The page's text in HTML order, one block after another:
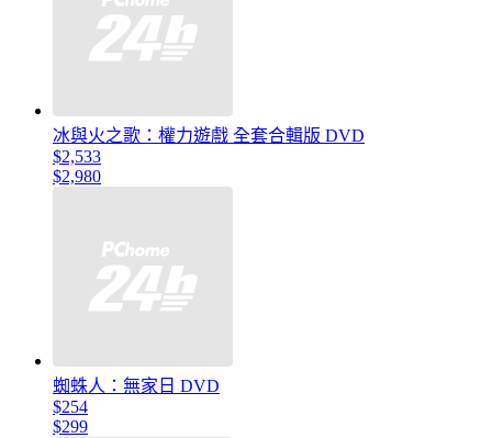
冰與火之歌：權力遊戲 全套合輯版 DVD
$2,533
$2,980
蜘蛛人：無家日 DVD
$254
$299